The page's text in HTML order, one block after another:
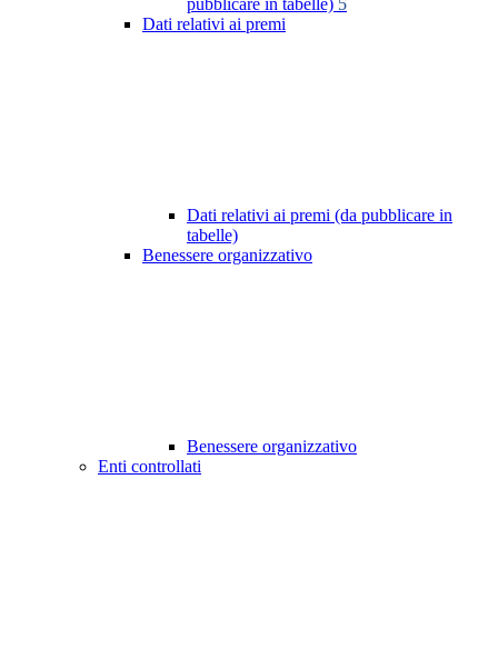
pubblicare in tabelle) 5
Dati relativi ai premi
Dati relativi ai premi (da pubblicare in
tabelle)
Benessere organizzativo
Benessere organizzativo
Enti controllati